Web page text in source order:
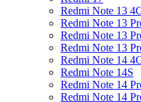
Redmi Note 13
Redmi Note 13
Redmi Note 13
Redmi Note 13
Redmi Note 14
Redmi Note 14S
Redmi Note 14
Redmi Note 14